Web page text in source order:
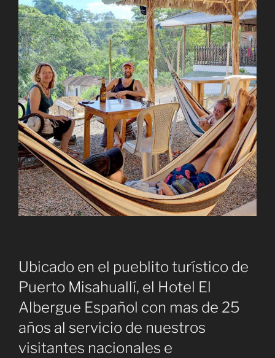
Ubicado en el pueblito turístico de
Puerto Misahuallí, el Hotel El
Albergue Español con mas de 25
años al servicio de nuestros
visitantes nacionales e